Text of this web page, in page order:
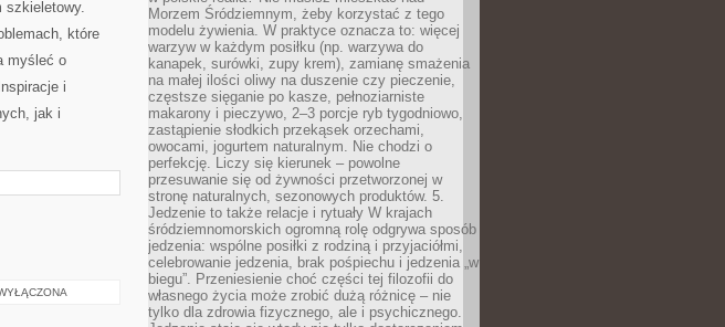
szkieletowy.
które
myśleć o
i
jak i
Morzem Śródziemnym, żeby korzystać z tego
modelu żywienia. W praktyce oznacza to: więcej
warzyw w każdym posiłku (np. warzywa do
kanapek, surówki, zupy krem), zamianę smażenia
na małej ilości oliwy na duszenie czy pieczenie,
częstsze sięganie po kasze, pełnoziarniste
makarony i pieczywo, 2–3 porcje ryb tygodniowo,
zastąpienie słodkich przekąsek orzechami,
owocami, jogurtem naturalnym. Nie chodzi o
perfekcję. Liczy się kierunek – powolne
przesuwanie się od żywności przetworzonej w
stronę naturalnych, sezonowych produktów. 5.
Jedzenie to także relacje i rytuały W krajach
śródziemnomorskich ogromną rolę odgrywa sposób
jedzenia: wspólne posiłki z rodziną i przyjaciółmi,
celebrowanie jedzenia, brak pośpiechu i jedzenia „w
biegu”. Przeniesienie choć części tej filozofii do
własnego życia może zrobić dużą różnicę – nie
tylko dla zdrowia fizycznego, ale i psychicznego.